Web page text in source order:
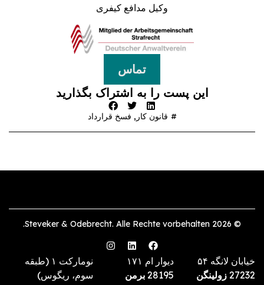
وکیل مدافع کیفری
تماس
این پست را به اشتراک بگذارید
قانون کار , فسخ قرارداد
© 2026 Steveker & Odebrecht. Alle Rechte vorbehalten.
خیابان لانگه ۵۴
27232 زولینگن
دیوار ام ۱۷۱
28195 برمن
نومارکت ۱ (طبقه
سوم، ریگوس)